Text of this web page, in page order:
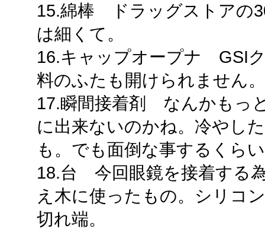
15.綿棒 ドラッグストアの
は細くて。
16.キャップオープナ GSI
料のふたも開けられません。
17.瞬間接着剤 なんかもっ
に出来ないのかね。冷やし
も。でも面倒な事するくら
18.台 今回眼鏡を接着する
え木に使ったもの。シリコ
切れ端。